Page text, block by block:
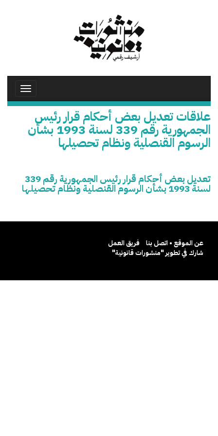
Toggle
علاقات تعديل بعض أحكام قرار رئيس
الجمهورية رقم 339 لسنة 1993 بشأن
الرسوم القنصلية ونظام تحصيلها
تعديل بعض أحكام قرار رئيس الجمهورية رقم 339
لسنة 1993 بشأن الرسوم القنصلية ونظام تحصيلها
عن الموقع • اتصل بنا
فريق العمل
شارك في تطوير "منشورات قانونية"